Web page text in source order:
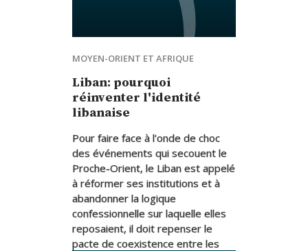
MOYEN-ORIENT ET AFRIQUE
Liban: pourquoi
réinventer l'identité
libanaise
Pour faire face à l'onde de choc
des événements qui secouent le
Proche-Orient, le Liban est appelé
à réformer ses institutions et à
abandonner la logique
confessionnelle sur laquelle elles
reposaient, il doit repenser le
pacte de coexistence entre les